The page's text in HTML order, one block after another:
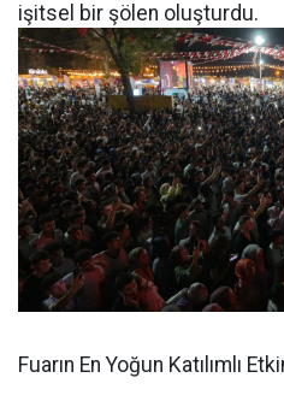
işitsel bir şölen oluşturdu.
Fuarın En Yoğun Katılımlı